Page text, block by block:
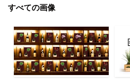
すべての画像